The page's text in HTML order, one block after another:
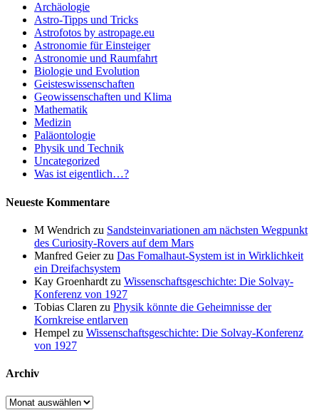
Archäologie
Astro-Tipps und Tricks
Astrofotos by astropage.eu
Astronomie für Einsteiger
Astronomie und Raumfahrt
Biologie und Evolution
Geisteswissenschaften
Geowissenschaften und Klima
Mathematik
Medizin
Paläontologie
Physik und Technik
Uncategorized
Was ist eigentlich…?
Neueste Kommentare
M Wendrich zu Sandsteinvariationen am nächsten Wegpunkt
des Curiosity-Rovers auf dem Mars
Manfred Geierzu Das Fomalhaut-System ist in Wirklichkeit
ein Dreifachsystem
Kay Groenhardt zu Wissenschaftsgeschichte: Die Solvay-
Konferenz von 1927
Tobias Claren zu Physik könnte die Geheimnisse der
Kornkreise entlarven
Hempel zu Wissenschaftsgeschichte: Die Solvay-Konferenz
von 1927
Archiv
Archiv